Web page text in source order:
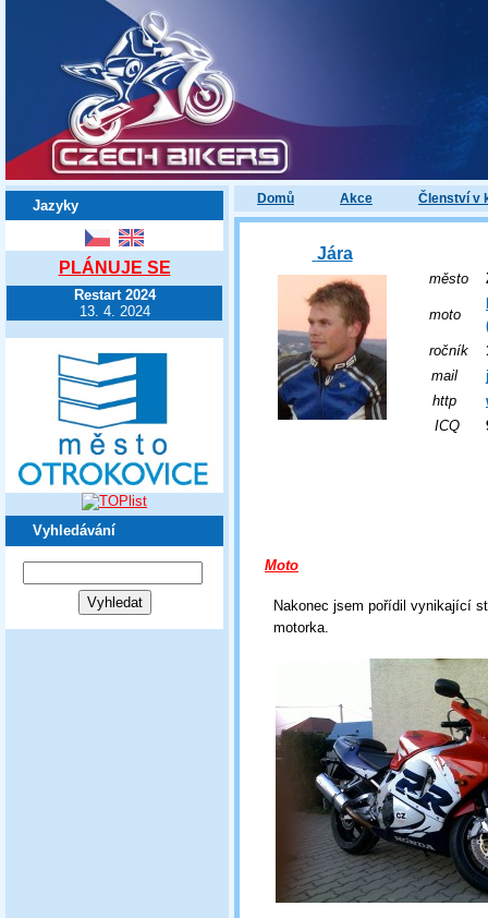
Domů Akce Členství v
Jazyky
PLÁNUJE SE
Restart 2024
13. 4. 2024
Vyhledávání
Jára
město
moto
ročník
mail
http
ICQ
Moto
Nakonec jsem pořídil vynikající
motorka.